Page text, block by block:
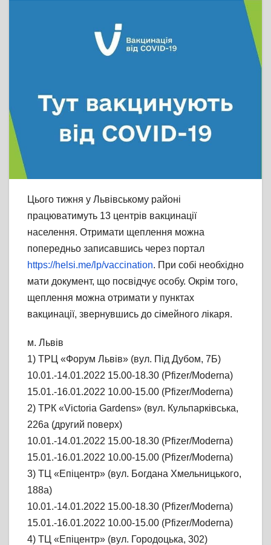
Цього тижня у Львівському районі
працюватимуть 13 центрів вакцинації
населення. Отримати щеплення можна
попередньо записавшись через портал
https://helsi.me/lp/vaccination. При собі необхідно
мати документ, що посвідчує особу. Окрім того,
щеплення можна отримати у пунктах
вакцинації, звернувшись до сімейного лікаря.
м. Львів
1) ТРЦ «Форум Львів» (вул. Під Дубом, 7Б)
10.01.-14.01.2022 15.00-18.30 (Pfizer/Moderna)
15.01.-16.01.2022 10.00-15.00 (Pfizer/Moderna)
2) ТРК «Victoria Gardens» (вул. Кульпарківська,
226а (другий поверх)
10.01.-14.01.2022 15.00-18.30 (Pfizer/Moderna)
15.01.-16.01.2022 10.00-15.00 (Pfizer/Moderna)
3) ТЦ «Епіцентр» (вул. Богдана Хмельницького,
188a)
10.01.-14.01.2022 15.00-18.30 (Pfizer/Moderna)
15.01.-16.01.2022 10.00-15.00 (Pfizer/Moderna)
4) ТЦ «Епіцентр» (вул. Городоцька, 302)